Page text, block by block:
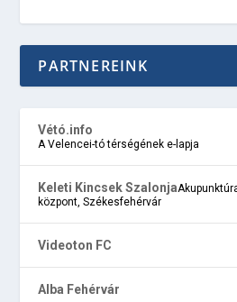
PARTNEREINK
Vétó.info
A Velencei-tó térségének e-lapja
Keleti Kincsek Szalonja
központ, Székesfehérvár
Videoton FC
Alba Fehérvár